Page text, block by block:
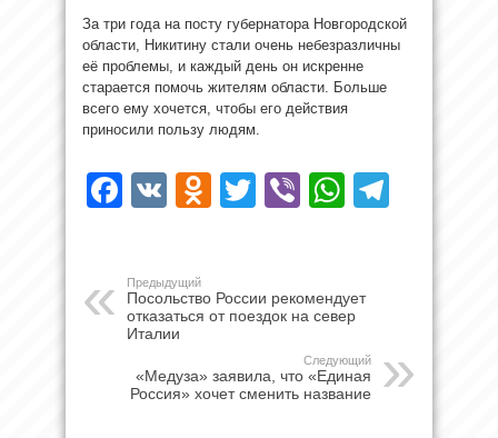
За три года на посту губернатора Новгородской
области, Никитину стали очень небезразличны
её проблемы, и каждый день он искренне
старается помочь жителям области. Больше
всего ему хочется, чтобы его действия
приносили пользу людям.
Facebook
VK Odnoklassniki
Twitter
Viber
Предыдущий
Посольство России рекомендует
отказаться от поездок на север
Италии
Следующий
«Медуза» заявила, что «Единая
Россия» хочет сменить название